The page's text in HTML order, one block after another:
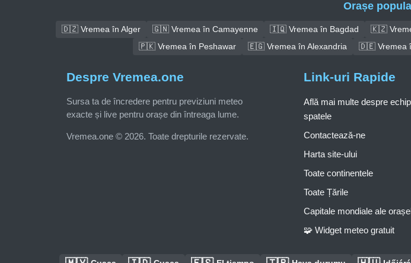
Orașe
🇩🇿 Vremea în Alger 🇬🇳 Vremea în Camayenne 🇮🇶 Vremea în Bagdad 🇰🇿
🇵🇰 Vremea în Peshawar
🇪🇬 Vremea în Alexandria 🇩🇪 Vremea
Despre Vremea.one
Sursa ta de încredere pentru previziuni meteo
exacte și live pentru orașe din întreaga lume.
Vremea.one © 2026. Toate drepturile rezervate.
Link-uri Rapide
Află mai multe despre
spatele
Contactează-ne
Harta site-ului
Toate continentele
Toate Țările
Capitale mondiale ale
🧩 Widget meteo gratuit